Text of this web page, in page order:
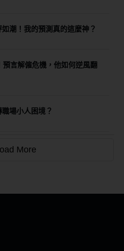
潮！我的預測真的這麼神？
預言解僱危機，他如何逆風翻
場小人困境？
More